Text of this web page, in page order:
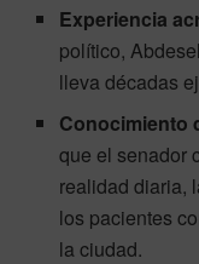
Experiencia
político,
lleva décadas
Conocimiento
que el senador
realidad diaria,
los pacientes
la ciudad.